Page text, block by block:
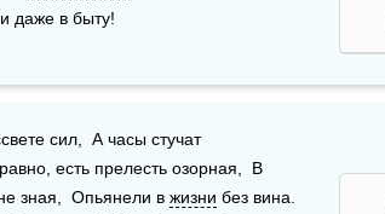
даже в быту!
сил,  А часы стучат
есть прелесть озорная,  В
зная,  Опьянели в жизни без вина.